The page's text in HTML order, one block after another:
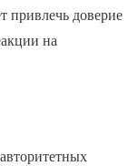
привлечь доверие
на